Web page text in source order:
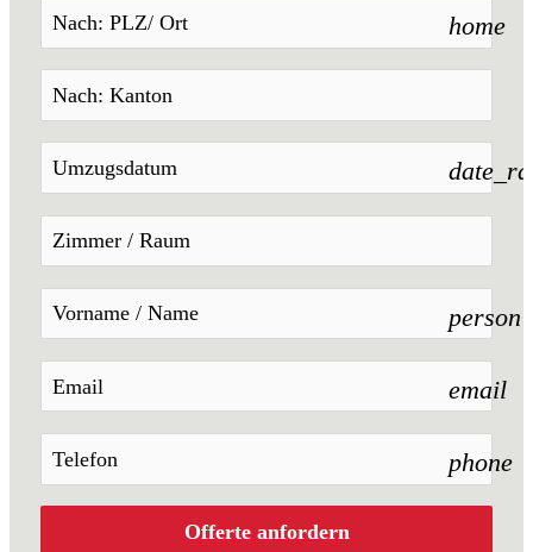
home
person
email
phone
Offerte anfordern